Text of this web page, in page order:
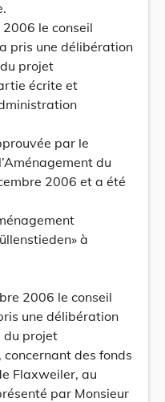
le conseil
pris une délibération
projet
écrite et
par le
du
2006 et a été
à
2006 le conseil
une délibération
du projet
des fonds
Flaxweiler, au
par Monsieur